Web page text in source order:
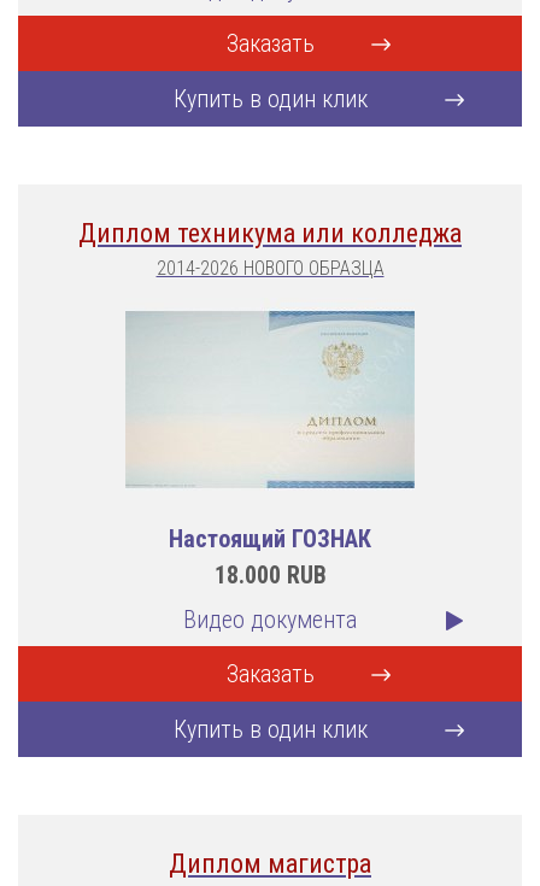
Заказать
Купить в один клик
Диплом техникума или колледжа
2014-2026 НОВОГО ОБРАЗЦА
Настоящий ГОЗНАК
18.000 RUB
Видео документа
Заказать
Купить в один клик
Диплом магистра